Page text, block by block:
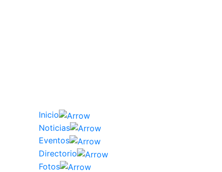
Inicio
Noticias
Eventos
Directorio
Fotos